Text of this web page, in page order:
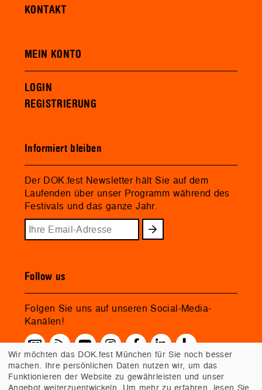
KONTAKT
MEIN KONTO
LOGIN
REGISTRIERUNG
Informiert bleiben
Der DOK.fest Newsletter hält Sie auf dem
Laufenden über unser Programm während des
Festivals und das ganze Jahr.
Follow us
Folgen Sie uns auf unseren Social-Media-
Kanälen!
Wir möchten das DOK.fest München für Sie noch besser
machen. Ihre persönlichen Daten nutzen wir, um das
Funktionieren der Website zu gewährleisten und unser
Angebot weiterzuentwickeln. Um mehr zu erfahren, lesen Sie